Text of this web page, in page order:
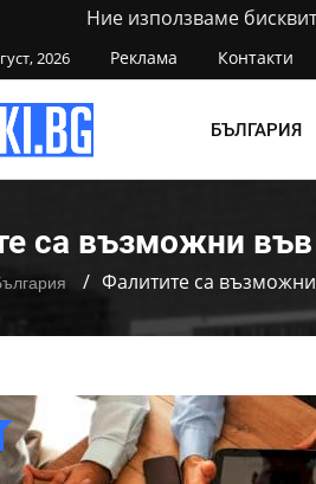
Ние използваме
2026 Реклама Контакти
БЪЛГАРИЯ
са възможни
Фалитите са